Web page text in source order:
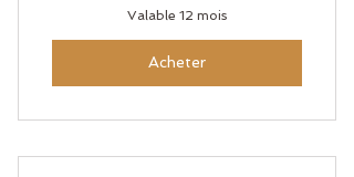
Valable 12 mois
Acheter